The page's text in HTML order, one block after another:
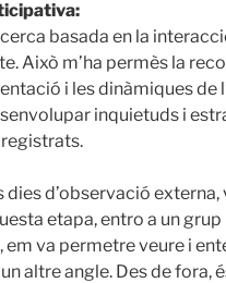
basada en la
Això m’ha permès la
i les dinàmiques de
inquietuds i
d’observació externa,
etapa, entro a un
em va permetre veure i
altre angle. Des de fora,